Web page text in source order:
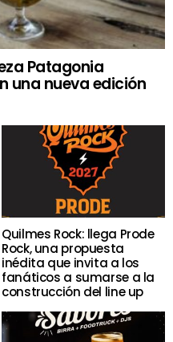
Patagonia
una nueva edición
Quilmes Rock: llega Prode
Rock, una propuesta
inédita que invita a los
fanáticos a sumarse a la
construcción del line up